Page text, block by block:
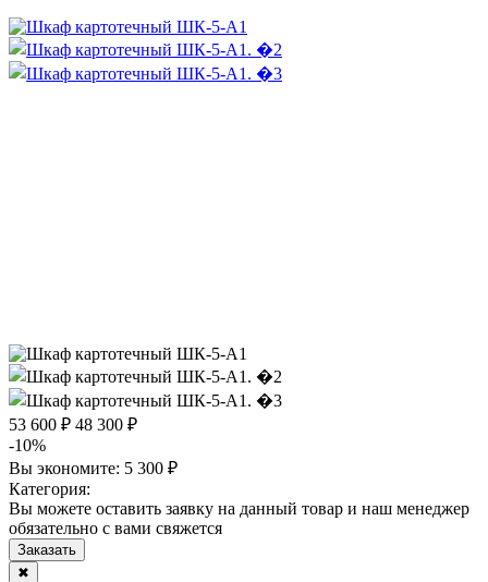
53 600 ₽ 48 300 ₽
-10%
Вы экономите: 5 300 ₽
Категория:
Вы можете оставить заявку на данный товар и наш менеджер
обязательно с вами свяжется
Заказать
✖